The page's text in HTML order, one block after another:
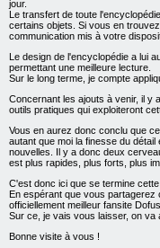
jour.
Le transfert de toute
certains objets. Si vous en
communication mis à votre
Le design de l'encyclopédie a lui
permettant une meilleure lecture.
Sur le long terme, je compte
Concernant les ajouts à venir, il y
outils pratiques qui exploiteront
Vous en aurez donc conclu que
autant que moi la finesse du
nouvelles. Il y a donc deux
est plus rapides, plus forts, plus
C'est donc ici que se termine
En espérant que vous
officiellement meilleur fansite
Sur ce, je vais vous laisser, on va
Bonne visite à vous !